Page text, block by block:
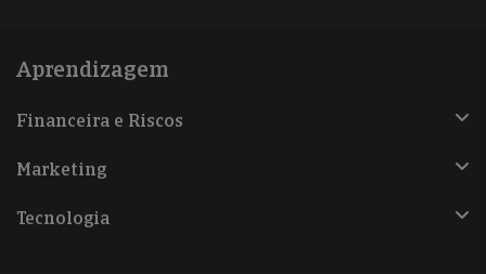
Aprendizagem
Financeira e Riscos
Marketing
Tecnologia